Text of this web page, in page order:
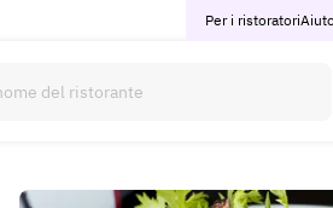
Per i ristoratoriAiuto